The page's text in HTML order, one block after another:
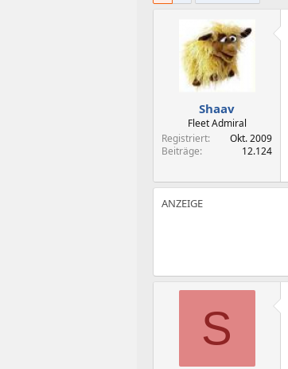
Shaav
Fleet Admiral
Registriert
Okt. 2009
Beiträge
12.124
S